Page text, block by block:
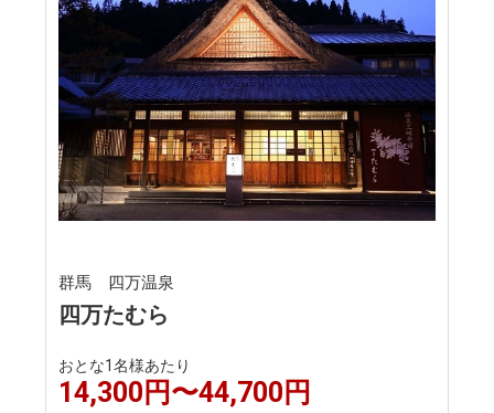
群馬 四万温泉
四万たむら
おとな1名様あたり
14,300円〜44,700円